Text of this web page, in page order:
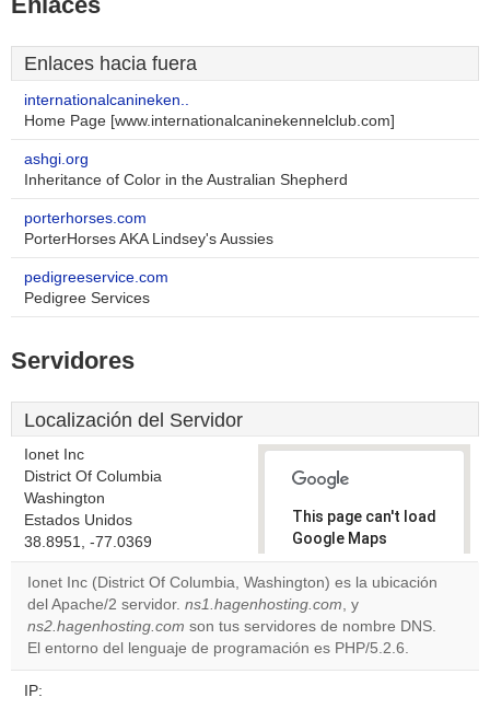
Enlaces hacia fuera
internationalcanineken..
Home Page [www.internationalcaninekennelclub.com]
ashgi.org
Inheritance of Color in the Australian Shepherd
porterhorses.com
PorterHorses AKA Lindsey's Aussies
pedigreeservice.com
Pedigree Services
Servidores
Localización del Servidor
Ionet Inc
District Of Columbia
Washington
Estados Unidos
38.8951, -77.0369
This page can't load
Google Maps
correctly.
Do you
own this
website?
OK
Ionet Inc (District Of Columbia, Washington) es la ubicación
del Apache/2 servidor. ns1.hagenhosting.com, y
ns2.hagenhosting.com son tus servidores de nombre DNS.
El entorno del lenguaje de programación es PHP/5.2.6.
IP: